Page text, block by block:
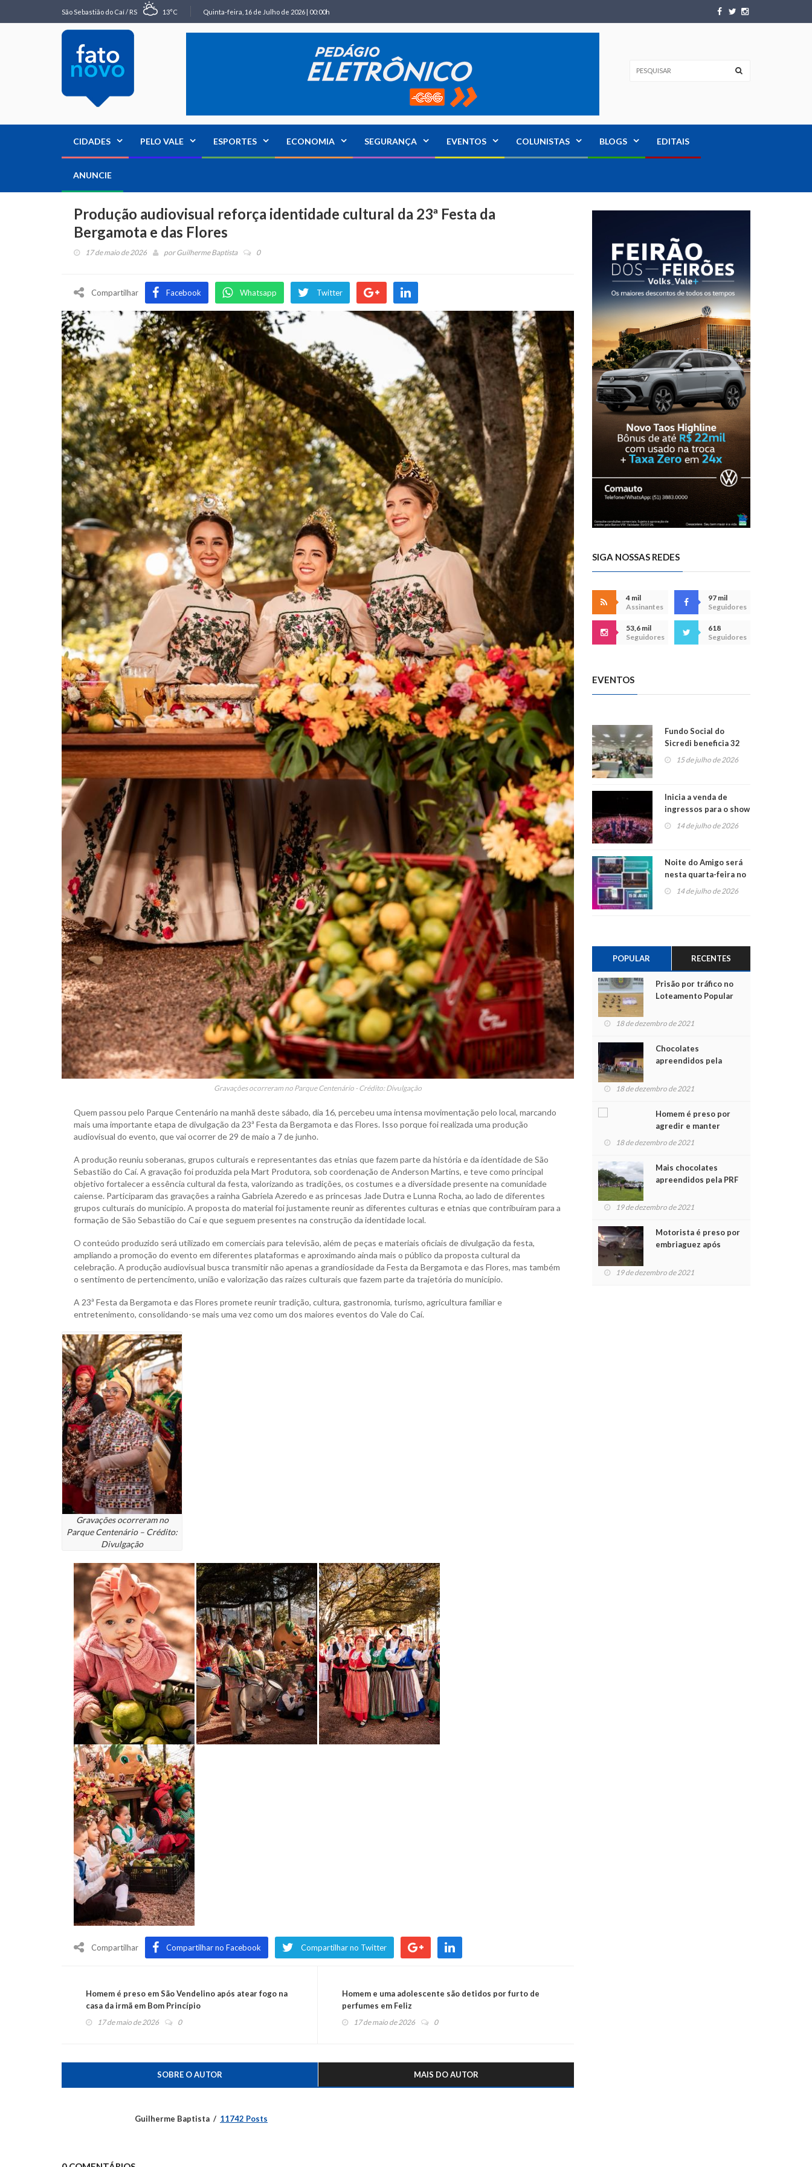
São Sebastião do Caí / RS 13°C Quinta-feira, 16 de Julho de 2026 | 00:00h
CIDADES PELO VALE ESPORTES ECONOMIA SEGURANÇA EVENTOS COLUNISTAS BLOGS EDITAIS
ANUNCIE
Produção audiovisual reforça identidade cultural da 23ª Festa da
Bergamota e das Flores
17 de maio de 2026 porGuilherme Baptista 0
Compartilhar Facebook Whatsapp Twitter
Gravações ocorreram no Parque Centenário - Crédito: Divulgação
Quem passou pelo Parque Centenário na manhã deste sábado, dia 16, percebeu uma intensa movimentação pelo local, marcando
mais uma importante etapa de divulgação da 23ª Festa da Bergamota e das Flores. Isso porque foi realizada uma produção
audiovisual do evento, que vai ocorrer de 29 de maio a 7 de junho.
A produção reuniu soberanas, grupos culturais e representantes das etnias que fazem parte da história e da identidade de São
Sebastião do Caí. A gravação foi produzida pela Mart Produtora, sob coordenação de Anderson Martins, e teve como principal
objetivo fortalecer a essência cultural da festa, valorizando as tradições, os costumes e a diversidade presente na comunidade
caiense. Participaram das gravações a rainha Gabriela Azeredo e as princesas Jade Dutra e Lunna Rocha, ao lado de diferentes
grupos culturais do município. A proposta do material foi justamente reunir as diferentes culturas e etnias que contribuíram para a
formação de São Sebastião do Caí e que seguem presentes na construção da identidade local.
O conteúdo produzido será utilizado em comerciais para televisão, além de peças e materiais oficiais de divulgação da festa,
ampliando a promoção do evento em diferentes plataformas e aproximando ainda mais o público da proposta cultural da
celebração. A produção audiovisual busca transmitir não apenas a grandiosidade da Festa da Bergamota e das Flores, mas também
o sentimento de pertencimento, união e valorização das raízes culturais que fazem parte da trajetória do município.
A 23ª Festa da Bergamota e das Flores promete reunir tradição, cultura, gastronomia, turismo, agricultura familiar e
entretenimento, consolidando-se mais uma vez como um dos maiores eventos do Vale do Caí.
Gravações ocorreram no
Parque Centenário – Crédito:
Divulgação
Compartilhar Compartilhar no Facebook Compartilhar no Twitter
Homem é preso em São Vendelino após atear fogo na
casa da irmã em Bom Princípio
17 de maio de 2026 0
Homem e uma adolescente são detidos por furto de
perfumes em Feliz
17 de maio de 2026 0
SOBRE O AUTOR MAIS DO AUTOR
Guilherme Baptista 11742 Posts
SIGA NOSSAS REDES
4 mil
Assinantes
97 mil
Seguidores
53,6 mil
Seguidores
618
Seguidores
EVENTOS
Fundo Social do
Sicredi beneficia 32
projetos em
15 de julho de 2026
Inicia a venda de
ingressos para o show
do Jota Quest nos 45
anos da Sicredi Ouro
14 de julho de 2026
Noite do Amigo será
nesta quarta-feira no
Centro de Cultura de
14 de julho de 2026
POPULAR RECENTES
Prisão por tráfico no
Loteamento Popular
18 de dezembro de 2021
Chocolates
apreendidos pela
para crianças na
18 de dezembro de 2021
Homem é preso por
agredir e manter
mulher em cárcere
18 de dezembro de 2021
Mais chocolates
apreendidos pela PRF
crianças no Natal
19 de dezembro de 2021
Motorista é preso por
embriaguez após
feridos
19 de dezembro de 2021